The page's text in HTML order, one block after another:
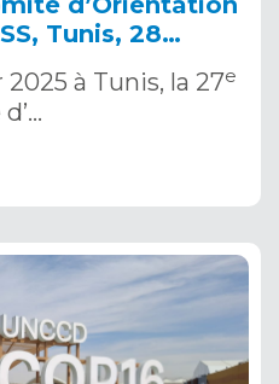
Tunis, 28
à Tunis, la 27e